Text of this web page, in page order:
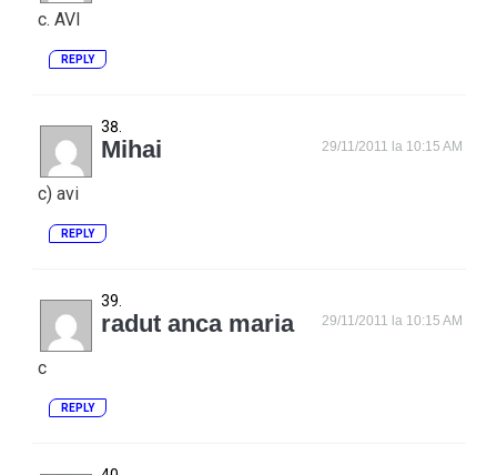
c. AVI
REPLY
Mihai 29/11/2011 la 10:15 AM
c) avi
REPLY
radut anca maria 29/11/2011 la 10:15 AM
c
REPLY